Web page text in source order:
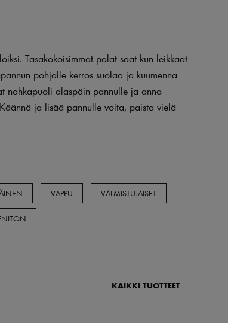
Tasakokoisimmat palat saat kun leikkaat
pohjalle kerros suolaa ja kuumenna
nahkapuoli alaspäin pannulle ja anna
ja lisää pannulle voita, paista vielä
VAPPU VALMISTUJAISET
KAIKKI TUOTTEET